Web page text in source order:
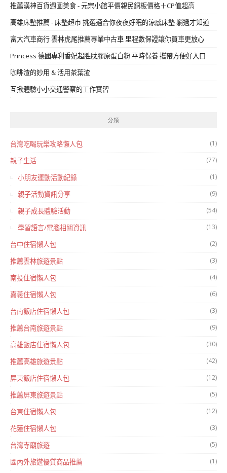
推薦漢神百貨週圍美食 - 元宗小館平價親民銅板價格＋CP值超高
高雄床墊推薦 - 床墊超市 挑選適合你夜夜好眠的涼感床墊 躺過才知道
富大汽車商行 雲林虎尾推薦專業中古車 里程數保證讓你買車更放心
Princess 德國專利香妃超胜肽膠原蛋白粉 平時保養 攜帶方便好入口
咖啡渣的妙用 & 活用茶葉渣
互揪體驗小小交通警察的工作實習
分類
台灣吃喝玩樂攻略懶人包 (1)
親子生活 (77)
小朋友運動活動紀錄 (1)
親子活動資訊分享 (9)
親子成長體驗活動 (54)
學習語言/電腦相關資訊 (13)
台中住宿懶人包 (2)
推薦雲林旅遊景點 (3)
南投住宿懶人包 (4)
嘉義住宿懶人包 (6)
台南飯店住宿懶人包 (3)
推薦台南旅遊景點 (9)
高雄飯店住宿懶人包 (30)
推薦高雄旅遊景點 (42)
屏東飯店住宿懶人包 (12)
推薦屏東旅遊景點 (5)
台東住宿懶人包 (12)
花蓮住宿懶人包 (3)
台灣寺廟旅遊 (5)
國內外旅遊優質商品推薦 (1)